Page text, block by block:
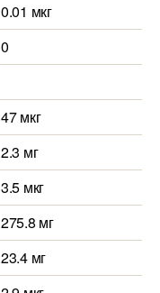
0.01 мкг
0
47 мкг
2.3 мг
3.5 мкг
275.8 мг
23.4 мг